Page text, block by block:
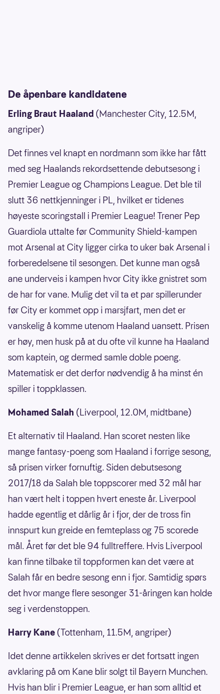
De åpenbare kandidatene
Erling Braut Haaland (Manchester City, 12.5M,
angriper)
Det finnes vel knapt en nordmann som ikke har fått
med seg Haalands rekordsettende debutsesong i
Premier League og Champions League. Det ble til
slutt 36 nettkjenninger i PL, hvilket er tidenes
høyeste scoringstall i Premier League! Trener Pep
Guardiola uttalte før Community Shield-kampen
mot Arsenal at City ligger cirka to uker bak Arsenal i
forberedelsene til sesongen. Det kunne man også
ane underveis i kampen hvor City ikke gnistret som
de har for vane. Mulig det vil ta et par spillerunder
før City er kommet opp i marsjfart, men det er
vanskelig å komme utenom Haaland uansett. Prisen
er høy, men husk på at du ofte vil kunne ha Haaland
som kaptein, og dermed samle doble poeng.
Matematisk er det derfor nødvendig å ha minst én
spiller i toppklassen.
Mohamed Salah (Liverpool, 12.0M, midtbane)
Et alternativ til Haaland. Han scoret nesten like
mange fantasy-poeng som Haaland i forrige sesong,
så prisen virker fornuftig. Siden debutsesong
2017/18 da Salah ble toppscorer med 32 mål har
han vært helt i toppen hvert eneste år. Liverpool
hadde egentlig et dårlig år i fjor, der de tross fin
innspurt kun greide en femteplass og 75 scorede
mål. Året før det ble 94 fulltreffere. Hvis Liverpool
kan finne tilbake til toppformen kan det være at
Salah får en bedre sesong enn i fjor. Samtidig spørs
det hvor mange flere sesonger 31-åringen kan holde
seg i verdenstoppen.
Harry Kane (Tottenham, 11.5M, angriper)
Idet denne artikkelen skrives er det fortsatt ingen
avklaring på om Kane blir solgt til Bayern Munchen.
Hvis han blir i Premier League, er han som alltid et